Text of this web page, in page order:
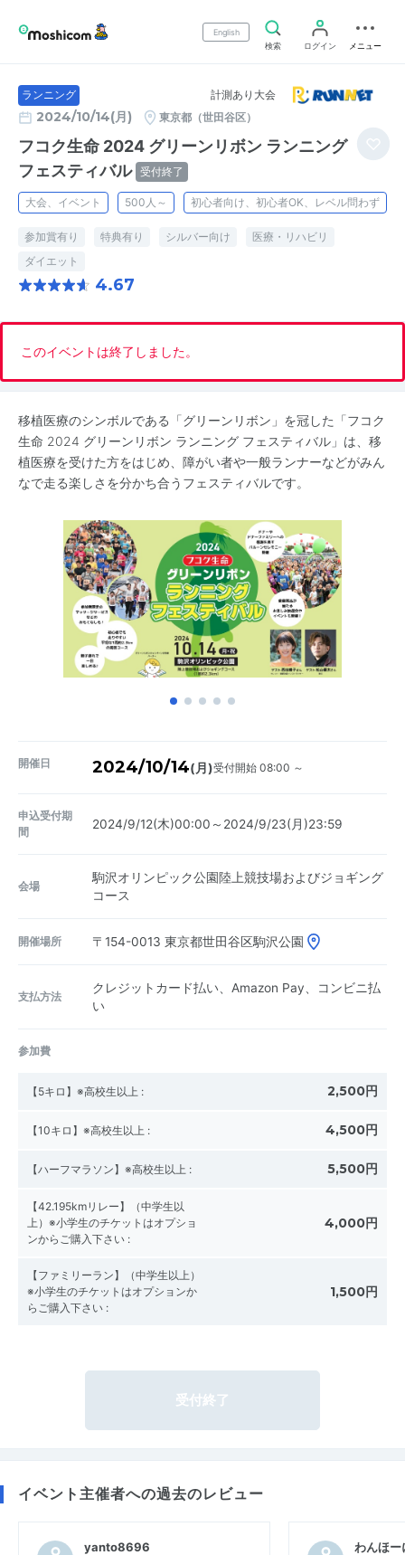
English
検索
ログイン メニュー
ランニング 計測あり大会
2024/10/14(月) 東京都（世田谷区）
フコク生命 2024 グリーンリボン ランニング
フェスティバル 受付終了
大会、イベント 500人～ 初心者向け、初心者OK、レベル問わず
参加賞有り 特典有り シルバー向け
医療・リハビリ
ダイエット
4.67
このイベントは終了しました。
移植医療のシンボルである「グリーンリボン」を冠した「フコク
生命 2024 グリーンリボン ランニング フェスティバル」は、移
植医療を受けた方をはじめ、障がい者や一般ランナーなどがみん
なで走る楽しさを分かち合うフェスティバルです。
開催日 2024/10/14(月)受付開始 08:00 ～
申込受付期
間
2024/9/12(木)00:00～2024/9/23(月)23:59
会場
駒沢オリンピック公園陸上競技場およびジョギング
コース
開催場所 〒154-0013 東京都世田谷区駒沢公園
支払方法
クレジットカード払い、Amazon Pay、コンビニ払
い
参加費
【5キロ】※高校生以上 : 2,500円
【10キロ】※高校生以上 : 4,500円
【ハーフマラソン】※高校生以上 : 5,500円
【42.195kmリレー】（中学生以
上）※小学生のチケットはオプショ
ンからご購入下さい :
4,000円
【ファミリーラン】（中学生以上）
※小学生のチケットはオプションか
らご購入下さい :
1,500円
受付終了
イベント主催者への過去のレビュー
yanto8696 わんほ